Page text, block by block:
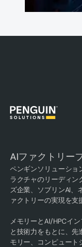
AIファクトリー
ペンギンソリューショ
ラクチャのリーディン
ズ企業、ソブリンAI、
ァクトリーの実現を支
メモリーとAI/HPCイ
と技術力をもとに、先
モリー、コンピュート